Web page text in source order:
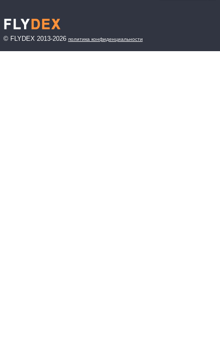
© FLYDEX 2013-2026 политика конфиденциальности